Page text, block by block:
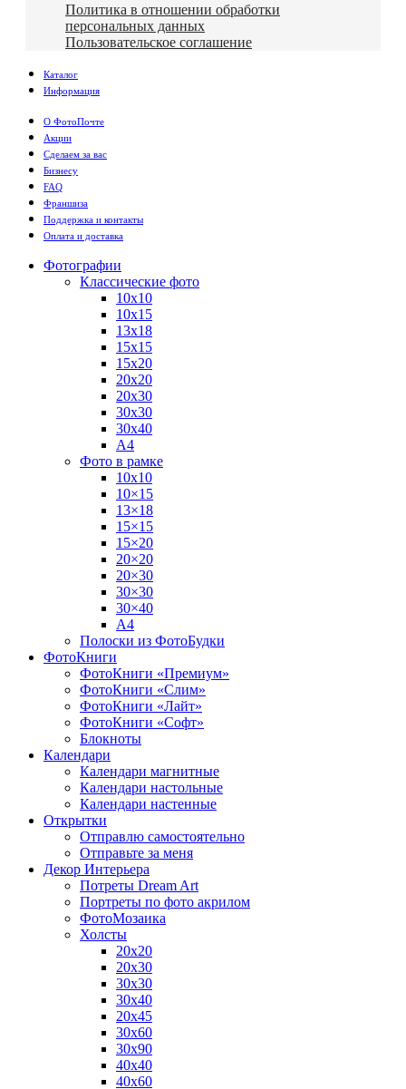
Политика в отношении обработки
персональных данных
Пользовательское соглашение
Каталог
Информация
О ФотоПочте
Акции
Сделаем за вас
Бизнесу
FAQ
Франшиза
Поддержка и контакты
Оплата и доставка
Фотографии
Классические фото
10х10
10х15
13х18
15х15
15х20
20х20
20х30
30х30
30х40
А4
Фото в рамке
10х10
10×15
13×18
15×15
15×20
20×20
20×30
30×30
30×40
A4
Полоски из ФотоБудки
ФотоКниги
ФотоКниги «Премиум»
ФотоКниги «Слим»
ФотоКниги «Лайт»
ФотоКниги «Софт»
Блокноты
Календари
Календари магнитные
Календари настольные
Календари настенные
Открытки
Отправлю самостоятельно
Отправьте за меня
Декор Интерьера
Потреты Dream Art
Портреты по фото акрилом
ФотоМозаика
Холсты
20х20
20х30
30х30
30х40
20х45
30х60
30х90
40х40
40х60